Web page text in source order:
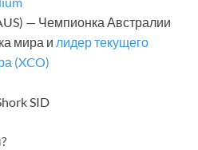
— Чемпионка Австралии
мира и лидер текущего
(XCO)
SID